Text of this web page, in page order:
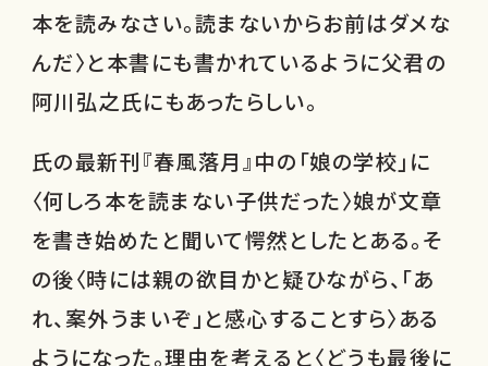
本を読みなさい。読まないからお前はダメな
んだ〉と本書にも書かれているように父君の
阿川弘之氏にもあったらしい。
氏の最新刊『春風落月』中の「娘の学校」に
〈何しろ本を読まない子供だった〉娘が文章
を書き始めたと聞いて愕然としたとある。そ
の後〈時には親の欲目かと疑ひながら、「あ
れ、案外うまいぞ」と感心することすら〉ある
ようになった。理由を考えると〈どうも最後に